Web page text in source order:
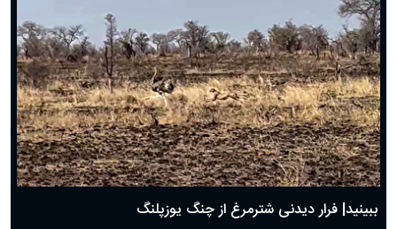
ببینید| فرار دیدنی شترمرغ از چنگ یوزپلنگ